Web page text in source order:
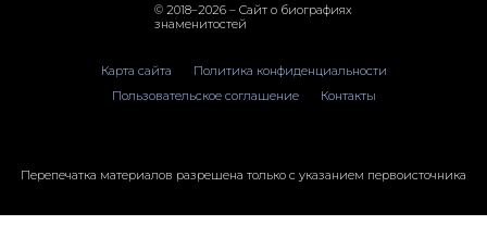
© 2018–2026 – Сайт о биографиях
знаменитостей
Карта сайта
Политика конфиденциальности
Пользовательское соглашение
Контакты
Перепечатка материалов разрешена только с указанием первоисточника